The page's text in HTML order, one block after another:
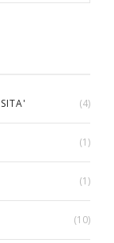
(4)
(1)
(1)
(10)